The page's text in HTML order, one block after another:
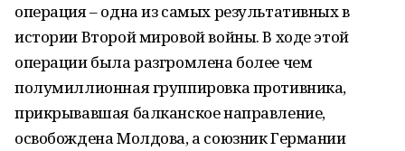
операция – одна из самых результативных в
истории Второй мировой войны. В ходе этой
операции была разгромлена более чем
полумиллионная группировка противника,
прикрывавшая балканское направление,
освобождена Молдова, а союзник Германии